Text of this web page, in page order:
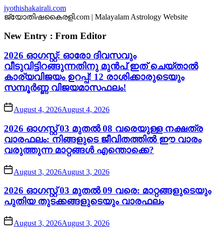
Skip
to
content
jyothishakairali.com
ജ്യോതിഷകൈരളി.com | Malayalam Astrology Website
New Entry : From Editor
2026 ഓഗസ്റ്റ്: ഓരോ ദിവസവും
വീടുവിട്ടിറങ്ങുന്നതിനു മുൻപ് ഇത് ചെയ്താൽ
കാര്യവിജയം ഉറപ്പ്! 12 രാശിക്കാരുടെയും
സമ്പൂർണ്ണ വിജയമാസഫലം!
August 4, 2026August 4, 2026
2026 ഓഗസ്റ്റ് 03 മുതൽ 08 വരെയുള്ള നക്ഷത്ര
വാരഫലം: നിങ്ങളുടെ ജീവിതത്തിൽ ഈ വാരം
വരുത്തുന്ന മാറ്റങ്ങൾ എന്തൊക്കെ?
August 3, 2026August 3, 2026
2026 ഓഗസ്റ്റ് 03 മുതൽ 09 വരെ: മാറ്റങ്ങളുടെയും
പുതിയ തുടക്കങ്ങളുടെയും വാരഫലം
August 3, 2026August 3, 2026